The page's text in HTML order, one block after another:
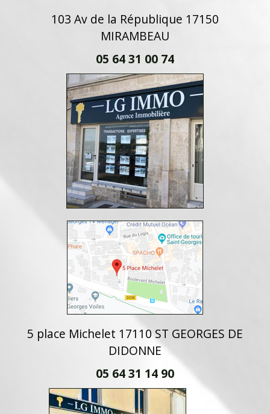
103 Av de la République 17150
MIRAMBEAU
05 64 31 00 74
5 place Michelet 17110 ST GEORGES DE
DIDONNE
05 64 31 14 90